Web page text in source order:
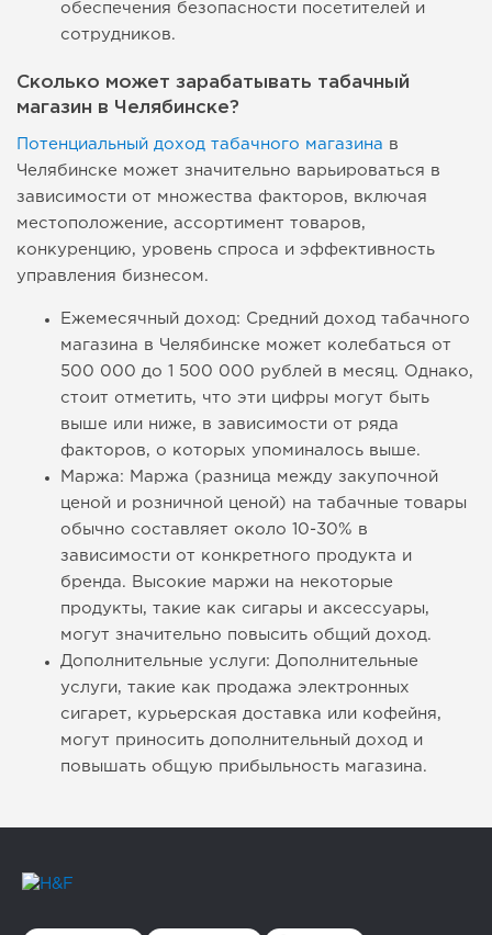
обеспечения безопасности посетителей и
сотрудников.
Сколько может зарабатывать табачный
магазин в Челябинске?
Потенциальный доход табачного магазина в
Челябинске может значительно варьироваться в
зависимости от множества факторов, включая
местоположение, ассортимент товаров,
конкуренцию, уровень спроса и эффективность
управления бизнесом.
Ежемесячный доход: Средний доход табачного
магазина в Челябинске может колебаться от
500 000 до 1 500 000 рублей в месяц. Однако,
стоит отметить, что эти цифры могут быть
выше или ниже, в зависимости от ряда
факторов, о которых упоминалось выше.
Маржа: Маржа (разница между закупочной
ценой и розничной ценой) на табачные товары
обычно составляет около 10-30% в
зависимости от конкретного продукта и
бренда. Высокие маржи на некоторые
продукты, такие как сигары и аксессуары,
могут значительно повысить общий доход.
Дополнительные услуги: Дополнительные
услуги, такие как продажа электронных
сигарет, курьерская доставка или кофейня,
могут приносить дополнительный доход и
повышать общую прибыльность магазина.